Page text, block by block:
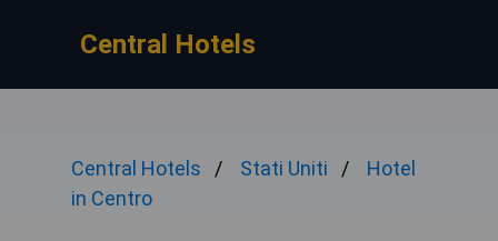
Central Hotels
Central Hotels Stati Uniti
Hotel
in Centro